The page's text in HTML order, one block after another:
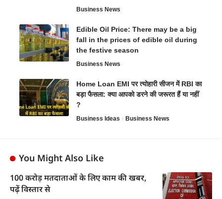
Business News
Edible Oil Price: There may be a big
fall in the prices of edible oil during
the festive season
Business News
Home Loan EMI पर त्योहारी सीजन में RBI का
बड़ा फैसला: क्या आपको डरने की जरूरत हैं या नहीं
?
Business Ideas Business News
You Might Also Like
100 करोड़ मतदाताओं के लिए काम की खबर,
पढ़ें विस्तार से